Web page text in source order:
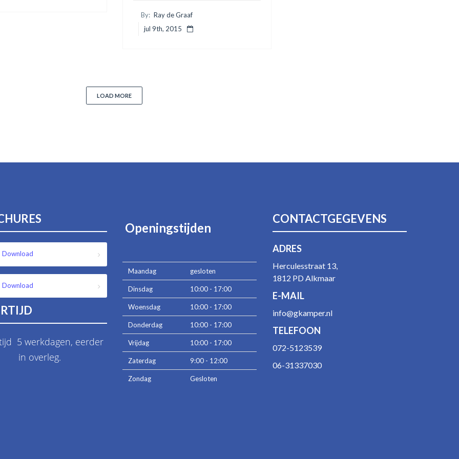
By: Ray de Graaf
jul 9th, 2015
LOAD MORE
Download
Download
5 werkdagen, eerder
in overleg.
Openingstijden
Maandag gesloten
Dinsdag 10:00 - 17:00
Woensdag 10:00 - 17:00
Donderdag 10:00 - 17:00
Vrijdag 10:00 - 17:00
Zaterdag 9:00 - 12:00
Zondag Gesloten
CONTACTGEGEVENS
ADRES
Herculesstraat 13,
1812 PD Alkmaar
E-MAIL
info@gkamper.nl
TELEFOON
072-5123539
06-31337030